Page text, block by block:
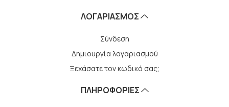
ΛΟΓΑΡΙΑΣΜΌΣ
Σύνδεση
Δημιουργία λογαριασμού
Ξεχάσατε τον κωδικό σας;
ΠΛΗΡΟΦΟΡΙΕΣ